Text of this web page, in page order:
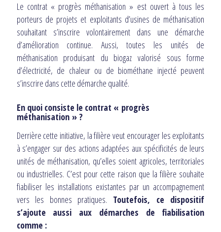
Le contrat « progrès méthanisation » est ouvert à tous les
porteurs de projets et exploitants d’usines de méthanisation
souhaitant s’inscrire volontairement dans une démarche
d’amélioration continue. Aussi, toutes les unités de
méthanisation produisant du biogaz valorisé sous forme
d’électricité, de chaleur ou de biométhane injecté peuvent
s’inscrire dans cette démarche qualité.
En quoi consiste le contrat « progrès
méthanisation » ?
Derrière cette initiative, la filière veut encourager les exploitants
à s’engager sur des actions adaptées aux spécificités de leurs
unités de méthanisation, qu’elles soient agricoles, territoriales
ou industrielles. C’est pour cette raison que la filière souhaite
fiabiliser les installations existantes par un accompagnement
vers les bonnes pratiques. Toutefois, ce dispositif
s’ajoute aussi aux démarches de fiabilisation
comme :